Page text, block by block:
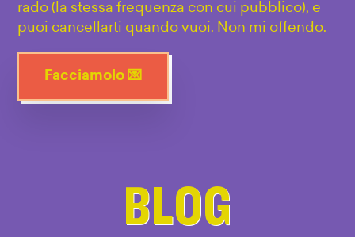
rado (la stessa frequenza con cui pubblico), e
puoi cancellarti quando vuoi. Non mi offendo.
Facciamolo 💌
BLOG